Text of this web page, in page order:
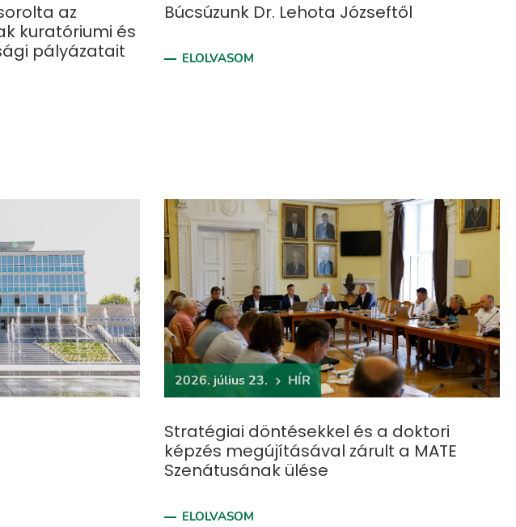
az
kuratóriumi és
pályázatait
Búcsúzunk Dr. Lehota Józseftől
ELOLVASOM
2026. július 23. HÍR
Stratégiai döntésekkel és a doktori
képzés megújításával zárult a MATE
Szenátusának ülése
ELOLVASOM